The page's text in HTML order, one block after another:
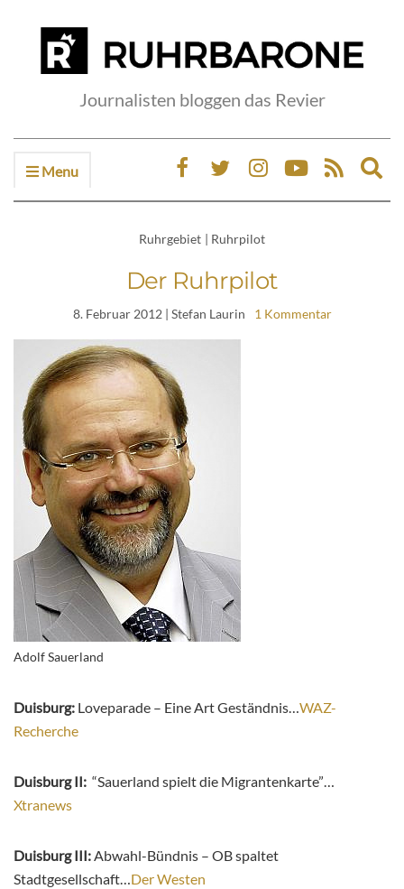
Journalisten bloggen das Revier
Menu
Ruhrgebiet | Ruhrpilot
Der Ruhrpilot
8. Februar 2012| Stefan Laurin 1 Kommentar
Adolf Sauerland
Duisburg: Loveparade – Eine Art Geständnis…WAZ-
Recherche
Duisburg II: “Sauerland spielt die Migrantenkarte”…
Xtranews
Duisburg III:Abwahl-Bündnis – OB spaltet
Stadtgesellschaft…Der Westen